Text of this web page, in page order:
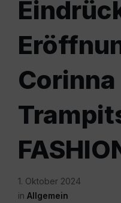
Corinna
1. Oktober 2024
in Allgemein